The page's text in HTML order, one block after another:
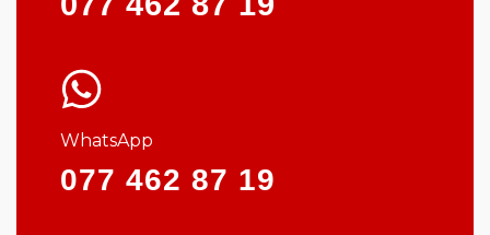
WhatsApp
077 462 87 19